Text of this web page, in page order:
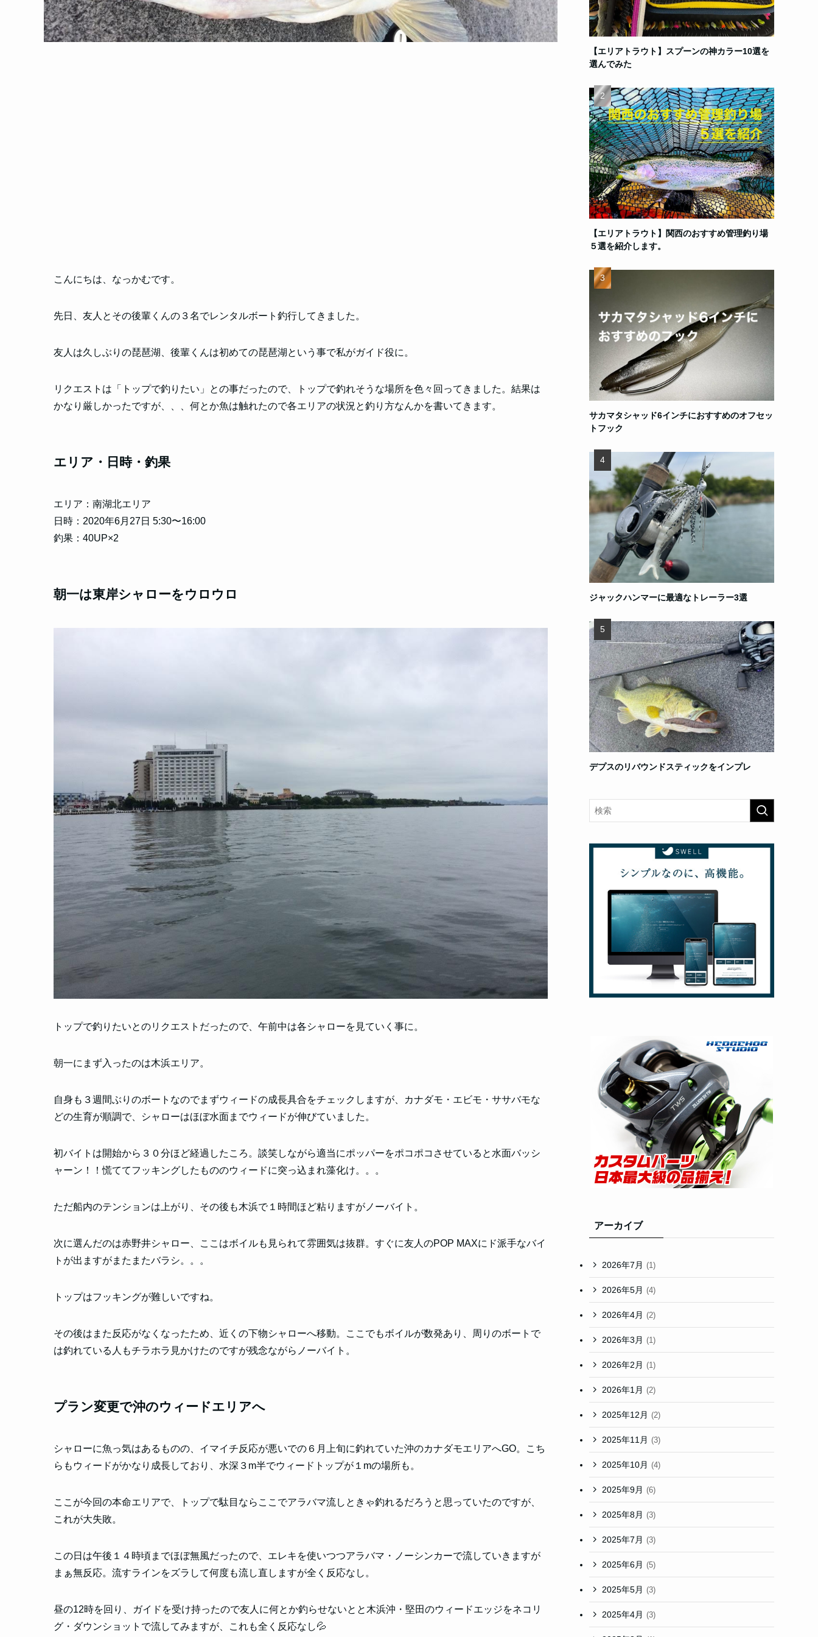
こんにちは、なっかむです。
先日、友人とその後輩くんの３名でレンタルボート釣行してきました。
友人は久しぶりの琵琶湖、後輩くんは初めての琵琶湖という事で私がガイド役に。
リクエストは「トップで釣りたい」との事だったので、トップで釣れそうな場所を色々回ってきました。結果は
かなり厳しかったですが、、、何とか魚は触れたので各エリアの状況と釣り方なんかを書いてきます。
エリア・日時・釣果
エリア：南湖北エリア
日時：2020年6月27日 5:30〜16:00
釣果：40UP×2
朝一は東岸シャローをウロウロ
トップで釣りたいとのリクエストだったので、午前中は各シャローを見ていく事に。
朝一にまず入ったのは木浜エリア。
自身も３週間ぶりのボートなのでまずウィードの成長具合をチェックしますが、カナダモ・エビモ・ササバモな
どの生育が順調で、シャローはほぼ水面までウィードが伸びていました。
初バイトは開始から３０分ほど経過したころ。談笑しながら適当にポッパーをポコポコさせていると水面バッシ
ャーン！！慌ててフッキングしたもののウィードに突っ込まれ藻化け。。。
ただ船内のテンションは上がり、その後も木浜で１時間ほど粘りますがノーバイト。
次に選んだのは赤野井シャロー、ここはボイルも見られて雰囲気は抜群。すぐに友人のPOP MAXにド派手なバイ
トが出ますがまたまたバラシ。。。
トップはフッキングが難しいですね。
その後はまた反応がなくなったため、近くの下物シャローへ移動。ここでもボイルが数発あり、周りのボートで
は釣れている人もチラホラ見かけたのですが残念ながらノーバイト。
プラン変更で沖のウィードエリアへ
シャローに魚っ気はあるものの、イマイチ反応が悪いでの６月上旬に釣れていた沖のカナダモエリアへGO。こち
らもウィードがかなり成長しており、水深３m半でウィードトップが１mの場所も。
ここが今回の本命エリアで、 トップで駄目ならここでアラバマ流しときゃ釣れるだろう と思っていたのですが、
これが大失敗。
この日は午後１４時頃までほぼ無風だったので、エレキを使いつつアラバマ・ノーシンカーで流していきますが
まぁ無反応。流すラインをズラして何度も流し直しますが全く反応なし。
昼の12時を回り、ガイドを受け持ったので友人に何とか釣らせないとと木浜沖・堅田のウィードエッジをネコリ
グ・ダウンショットで流してみますが、これも全く反応なし💦
【エリアトラウト】スプーンの神カラー10選を
選んでみた
【エリアトラウト】関西のおすすめ管理釣り場
５選を紹介します。
サカマタシャッド6インチにおすすめのオフセッ
トフック
ジャックハンマーに最適なトレーラー3選
デプスのリバウンドスティックをインプレ
アーカイブ
2026年7月 (1)
2026年5月 (4)
2026年4月 (2)
2026年3月 (1)
2026年2月 (1)
2026年1月 (2)
2025年12月 (2)
2025年11月 (3)
2025年10月 (4)
2025年9月 (6)
2025年8月 (3)
2025年7月 (3)
2025年6月 (5)
2025年5月 (3)
2025年4月 (3)